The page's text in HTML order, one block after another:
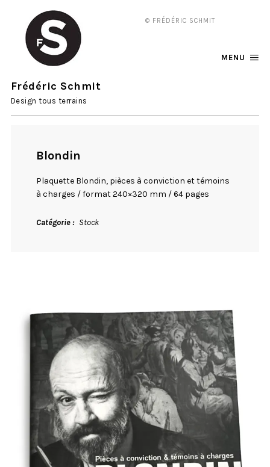
Frédéric Schmit
Design tous terrains
MENU
© FRÉDÉRIC SCHMIT
Blondin
Plaquette Blondin, pièces à conviction et témoins
à charges / format 240×320 mm / 64 pages
Catégorie Stock